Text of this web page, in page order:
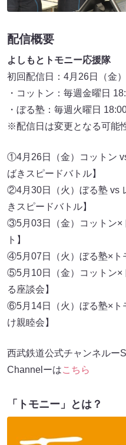
配信概要
よしもとトモニー応援隊
初回配信日：4月26日（金
・コットン：毎週金曜
・ぼる塾：毎週火曜日
※配信日は変更となる可能
①4月26日（金）コットン
ばきスピードバトル】
②4月30日（火）ぼる塾 vs
きスピードバトル】
③5月03日（金）コットン×
ト】
④5月07日（火）ぼる塾×ト
⑤5月10日（金）コットン×
る座談会】
⑥5月14日（火）ぼる塾×ト
け親睦会】
西武鉄道公式チャンネルー
Channelーはこちら
「トモニー」とは？